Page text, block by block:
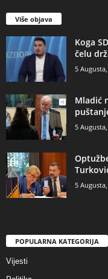
Više objava
​Koga
čelu
5
​Mladić
5
5
POPULARNA KATEGORIJA
Vijesti